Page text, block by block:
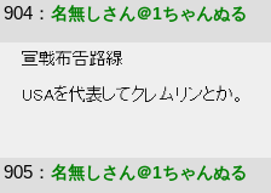
904 ： 名無しさん＠1ちゃんぬる
宣戦布告路線
USAを代表してクレムリンとか。
905 ： 名無しさん＠1ちゃんぬる